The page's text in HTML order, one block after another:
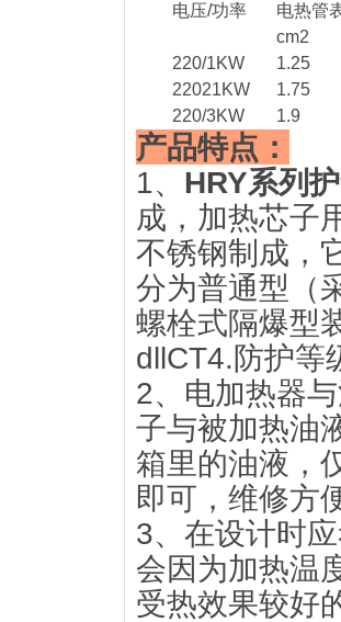
电压/功率
电热管
cm2
220/1KW
1.25
22021KW
1.75
220/3KW
1.9
产品特点：
1、 HRY系列
成，加热芯子
不锈钢制成，
分为普通型（
螺栓式隔爆型
dllCT4.防护等
2、电加热器
子与被加热油
箱里的油液，
即可，维修方
3、在设计时
会因为加热温
受热效果较好